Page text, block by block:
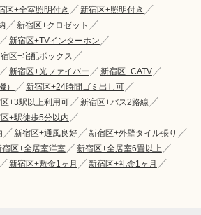
区+全室照明付き
新宿区+照明付き
新宿区+クロゼット
新宿区+TVインターホン
区+宅配ボックス
新宿区+光ファイバー
新宿区+CATV
）
新宿区+24時間ゴミ出し可
+3駅以上利用可
新宿区+バス2路線
+駅徒歩5分以内
新宿区+通風良好
新宿区+外壁タイル張り
宿区+全居室洋室
新宿区+全居室6畳以上
新宿区+敷金1ヶ月
新宿区+礼金1ヶ月